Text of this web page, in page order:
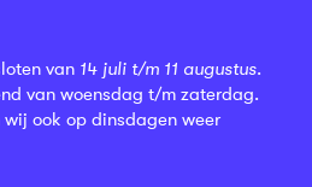
van 14 juli t/m 11 augustus.
van woensdag t/m zaterdag.
wij ook op dinsdagen weer